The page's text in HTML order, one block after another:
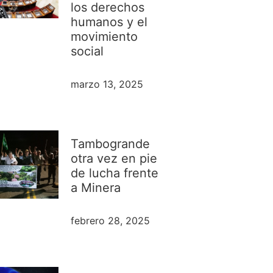
los derechos
humanos y el
movimiento
social
marzo 13, 2025
Tambogrande
otra vez en pie
de lucha frente
a Minera
febrero 28, 2025